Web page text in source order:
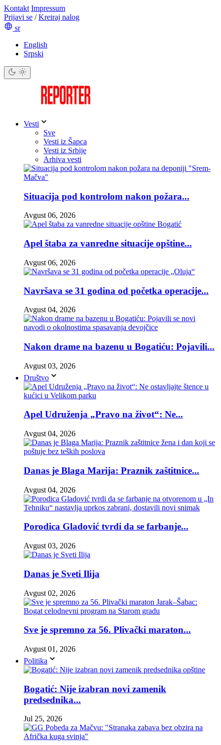
Kontakt Impressum
Prijavi se / Kreiraj nalog
sr
English
Srpski
Vesti
Sve
Vesti iz Šapca
Vesti iz Srbije
Arhiva vesti
Situacija pod kontrolom nakon požara...
Avgust 06, 2026
Apel štaba za vanredne situacije opštine...
Avgust 06, 2026
Navršava se 31 godina od početka operacije...
Avgust 04, 2026
Nakon drame na bazenu u Bogatiću: Pojavili...
Avgust 03, 2026
Društvo
Apel Udruženja „Pravo na život“: Ne...
Avgust 04, 2026
Danas je Blaga Marija: Praznik zaštitnice...
Avgust 04, 2026
Porodica Gladović tvrdi da se farbanje...
Avgust 03, 2026
Danas je Sveti Ilija
Avgust 02, 2026
Sve je spremno za 56. Plivački maraton...
Avgust 01, 2026
Politika
Bogatić: Nije izabran novi zamenik
predsednika...
Jul 25, 2026